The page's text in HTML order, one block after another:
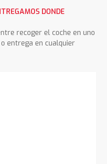
DONDE
recoger el coche en uno
entrega en cualquier